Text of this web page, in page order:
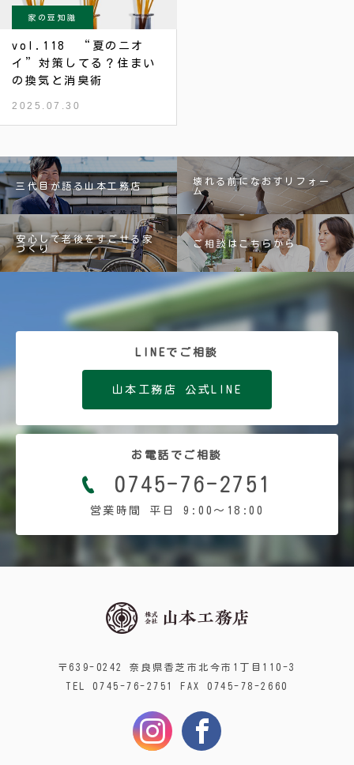
家の豆知識
vol.118 “夏のニオ
イ”対策してる？住まい
の換気と消臭術
2025.07.30
三代目が語る山本工務店
壊れる前になおすリフォー
ム
安心して老後をすごせる家
づくり
ご相談はこちらから
LINEでご相談
山本工務店 公式LINE
お電話でご相談
0745-76-2751
営業時間 平日 9:00〜18:00
〒639-0242 奈良県香芝市北今市1丁目110-3
TEL 0745-76-2751 FAX 0745-78-2660